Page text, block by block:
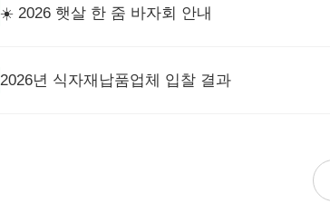
☀️ 2026 햇살 한 줌 바자회 안내
2026년 식자재납품업체 입찰 결과